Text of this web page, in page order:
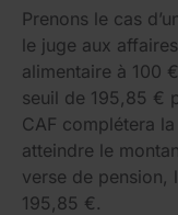
Prenons le cas
le juge aux
alimentaire à 100
seuil de 195,85 €
CAF complétera
atteindre le
verse de pension,
195,85 €.